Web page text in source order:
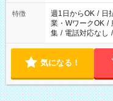
特徴 週1日からOK / 日
業・WワークOK /
集 / 電話対応なし /
気になる！